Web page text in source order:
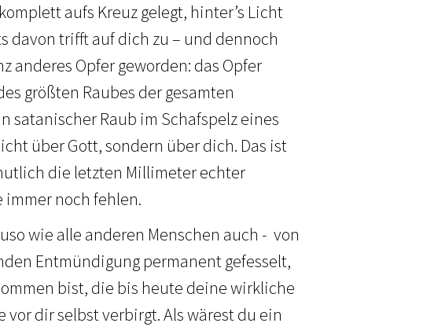
aufs Kreuz gelegt, hinter’s Licht
davon trifft auf dich zu – und dennoch
anderes Opfer geworden: das Opfer
größten Raubes der gesamten
satanischer Raub im Schafspelz eines
über Gott, sondern über dich. Das ist
die letzten Millimeter echter
noch fehlen.
wie alle anderen Menschen auch - von
Entmündigung permanent gefesselt,
bist, die bis heute deine wirkliche
vor dir selbst verbirgt. Als wärest du ein